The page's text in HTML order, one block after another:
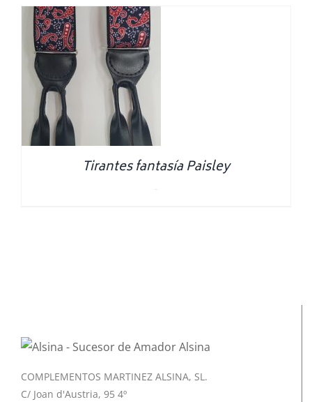
Tirantes fantasía Paisley
COMPLEMENTOS MARTINEZ ALSINA, SL.
C/ Joan d'Austria, 95 4º